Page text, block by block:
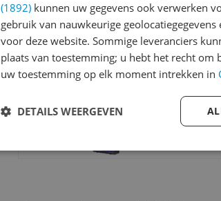
(1892) kunnen uw gegevens ook verwerken
gebruik van nauwkeurige
voor deze website. Sommige leveranciers
plaats van toestemming; u hebt het recht om
uw toestemming op elk moment intrekken in
DETAILS WEERGEVEN